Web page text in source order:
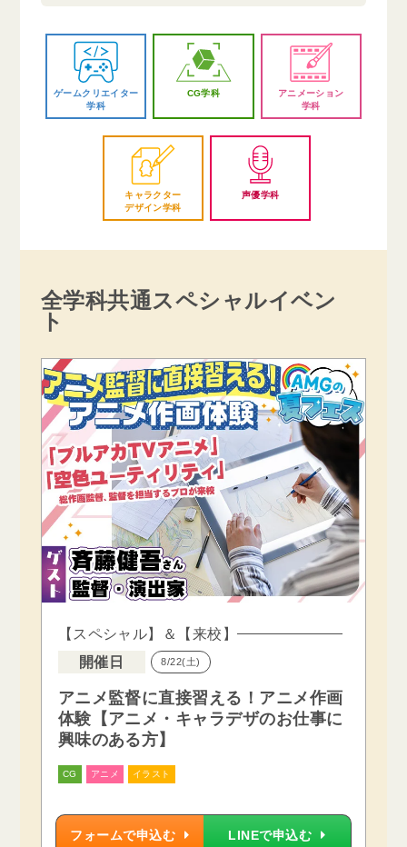
ゲームクリエイター
学科
CG学科
アニメーション
学科
キャラクター
デザイン学科
声優学科
全学科共通スペシャルイベン
ト
【スペシャル】＆【来校】
開催日
8/22(土)
アニメ監督に直接習える！アニメ作画
体験【アニメ・キャラデザのお仕事に
興味のある方】
CG アニメ イラスト
フォームで申込む LINEで申込む